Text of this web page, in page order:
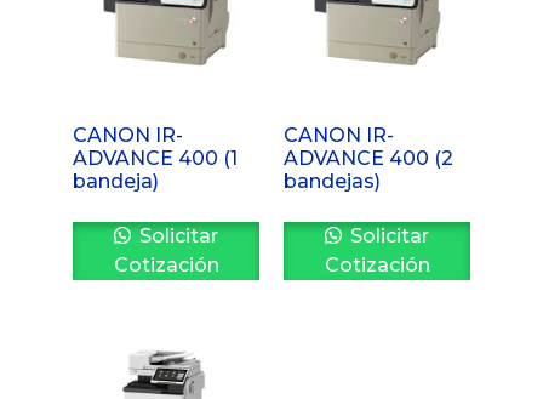
CANON IR-
ADVANCE 400 (1
bandeja)
Solicitar
Cotización
CANON IR-
ADVANCE 400 (2
bandejas)
Solicitar
Cotización